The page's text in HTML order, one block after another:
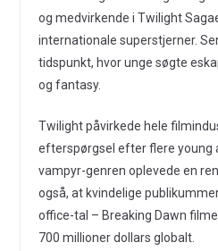
og medvirkende i Twilight
internationale superstjerner.
tidspunkt, hvor unge søgte
og fantasy.
Twilight påvirkede hele
efterspørgsel efter flere young
vampyr-genren oplevede en
også, at kvindelige
office-tal – Breaking Dawn
700 millioner dollars globalt.